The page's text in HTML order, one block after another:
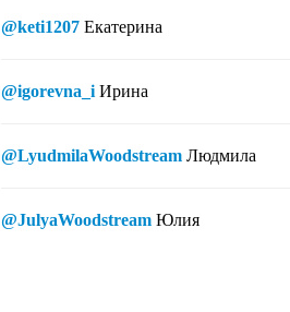
@keti1207 Екатерина
@igorevna_i Ирина
@LyudmilaWoodstream Людмила
@JulyaWoodstream Юлия